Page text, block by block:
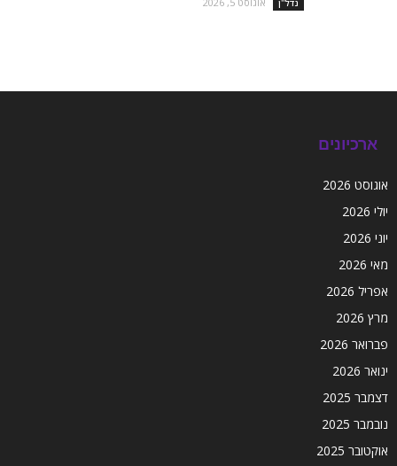
נדל''ן
ארכיונים
אוגוסט 2026
יולי 2026
יוני 2026
מאי 2026
אפריל 2026
מרץ 2026
פברואר 2026
ינואר 2026
דצמבר 2025
נובמבר 2025
אוקטובר 2025